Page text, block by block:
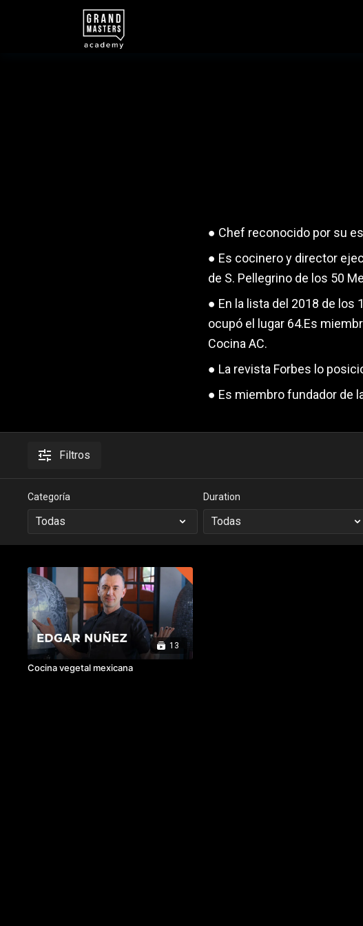
● Chef reconocido por su
● Es cocinero y director
de S. Pellegrino de los 50
● En la lista del 2018 de los
ocupó el lugar 64.Es
Cocina AC.
● La revista Forbes lo
● Es miembro fundador de
Filtros
Categoría Duration
13
Cocina vegetal mexicana